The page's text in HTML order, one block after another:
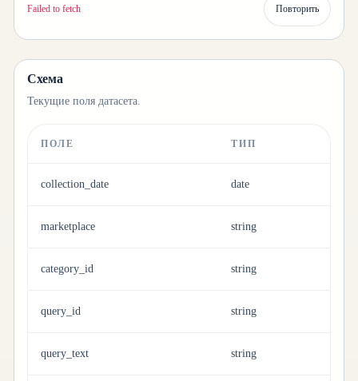
Failed to fetch Повторить
Схема
Текущие поля датасета.
ПОЛЕ ТИП
collection_date date
marketplace string
category_id string
query_id string
query_text string